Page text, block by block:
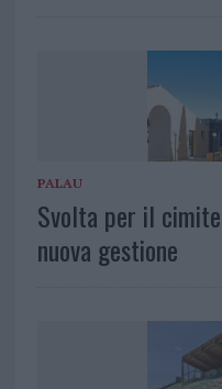
PALAU
Svolta per il
nuova gestione